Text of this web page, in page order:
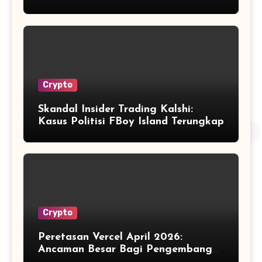
Crypto
Skandal Insider Trading Kalshi:
Kasus Politisi FBoy Island Terungkap
Crypto
Peretasan Vercel April 2026:
Ancaman Besar Bagi Pengembang